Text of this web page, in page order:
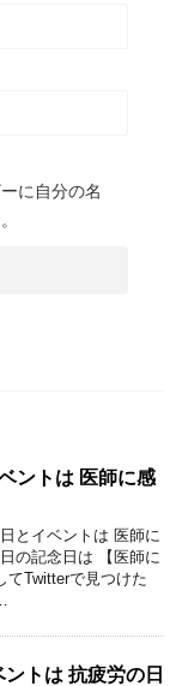
に自分の名
ントは 医師に感
とイベントは 医師に
の記念日は 【医師に
てTwitterで見つけた
トは 抗疲労の日